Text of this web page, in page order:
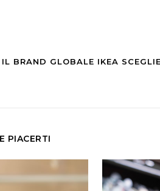
IL BRAND GLOBALE IKEA
PIACERTI